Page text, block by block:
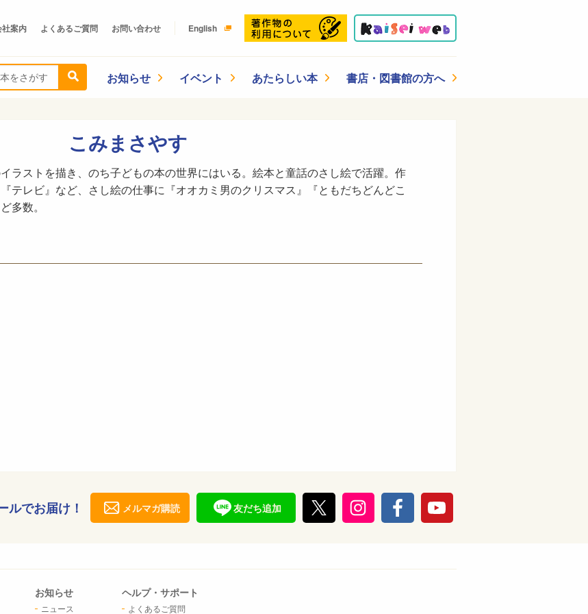
社案内 よくあるご質問 お問い合わせ English
お知らせ イベント あたらしい本 書店・図書館の方へ
こみまさやす
ラストを描き、のち子どもの本の世界にはいる。絵本と童話のさし絵で活躍。作
テレビ』など、さし絵の仕事に『オオカミ男のクリスマス』『ともだちどんどこ
多数。
ルでお届け！ メルマガ購読 友だち追加
お知らせ
ニュース
ヘルプ・サポート
よくあるご質問